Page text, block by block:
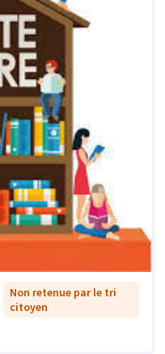
Non retenue par le tri
citoyen